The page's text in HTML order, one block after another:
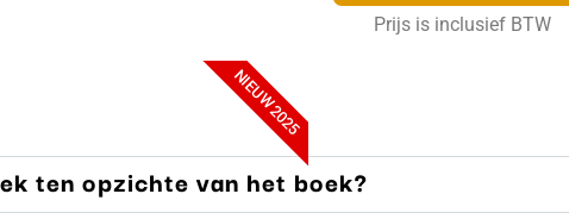
Prijs is inclusief BTW
NIEUW 2025
ten opzichte van het boek?